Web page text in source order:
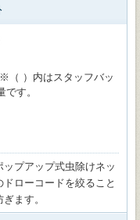
（ ）内はスタッフバッ
です。
プアップ式虫除けネッ
ローコードを絞ること
ます。